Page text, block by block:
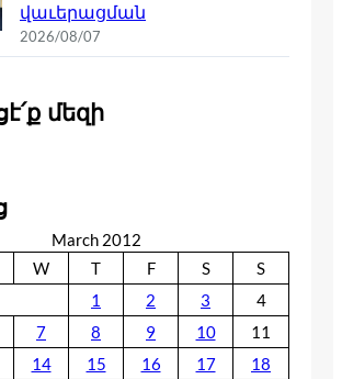
վաւերացման
2026/08/07
մեզի
March 2012
W T F S
S
1
2 3
4
7 8 9 10
11
14 15 16 17
18